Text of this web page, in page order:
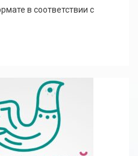
в соответствии с